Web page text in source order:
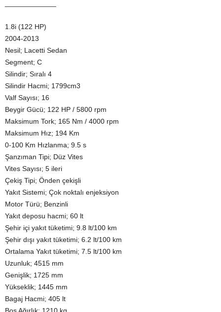
1.8i (122 HP)
2004-2013
Nesil; Lacetti Sedan
Segment; C
Silindir; Sıralı 4
Silindir Hacmi; 1799cm3
Valf Sayısı; 16
Beygir Gücü; 122 HP / 5800 rpm
Maksimum Tork; 165 Nm / 4000 rpm
Maksimum Hız; 194 Km
0-100 Km Hızlanma; 9.5 s
Şanzıman Tipi; Düz Vites
Vites Sayısı; 5 ileri
Çekiş Tipi; Önden çekişli
Yakıt Sistemi; Çok noktalı enjeksiyon
Motor Türü; Benzinli
Yakıt deposu hacmi; 60 lt
Şehir içi yakıt tüketimi; 9.8 lt/100 km
Şehir dışı yakıt tüketimi; 6.2 lt/100 km
Ortalama Yakıt tüketimi; 7.5 lt/100 km
Uzunluk; 4515 mm
Genişlik; 1725 mm
Yükseklik; 1445 mm
Bagaj Hacmi; 405 lt